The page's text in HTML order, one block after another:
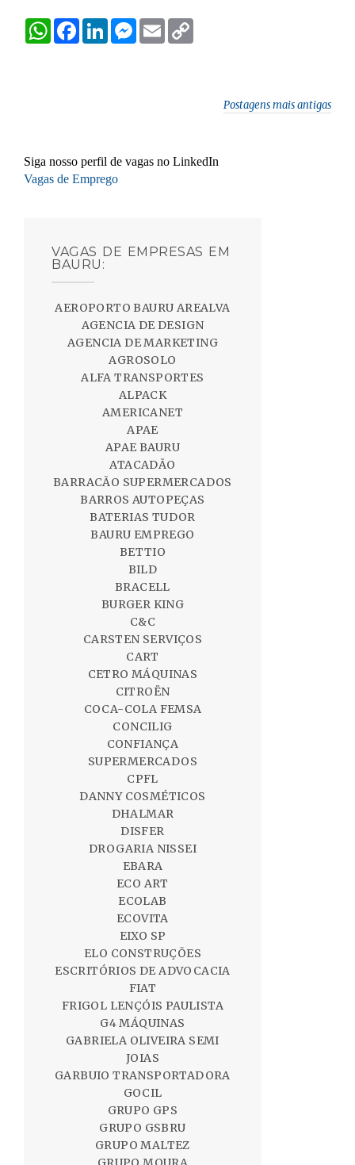
W
F
L
M
E
m
Postagens mais antigas
Siga nosso perfil de vagas no LinkedIn
Vagas de Emprego
VAGAS DE EMPRESAS EM
BAURU:
AEROPORTO BAURU AREALVA
AGENCIA DE DESIGN
AGENCIA DE MARKETING
AGROSOLO
ALFA TRANSPORTES
ALPACK
AMERICANET
APAE
APAE BAURU
ATACADÃO
BARRACÃO SUPERMERCADOS
BARROS AUTOPEÇAS
BATERIAS TUDOR
BAURU EMPREGO
BETTIO
BILD
BRACELL
BURGER KING
C&C
CARSTEN SERVIÇOS
CART
CETRO MÁQUINAS
CITROËN
COCA-COLA FEMSA
CONCILIG
CONFIANÇA
SUPERMERCADOS
CPFL
DANNY COSMÉTICOS
DHALMAR
DISFER
DROGARIA NISSEI
EBARA
ECO ART
ECOLAB
ECOVITA
EIXO SP
ELO CONSTRUÇÕES
ESCRITÓRIOS DE ADVOCACIA
FIAT
FRIGOL LENÇÓIS PAULISTA
G4 MÁQUINAS
GABRIELA OLIVEIRA SEMI
JOIAS
GARBUIO TRANSPORTADORA
GOCIL
GRUPO GPS
GRUPO GSBRU
GRUPO MALTEZ